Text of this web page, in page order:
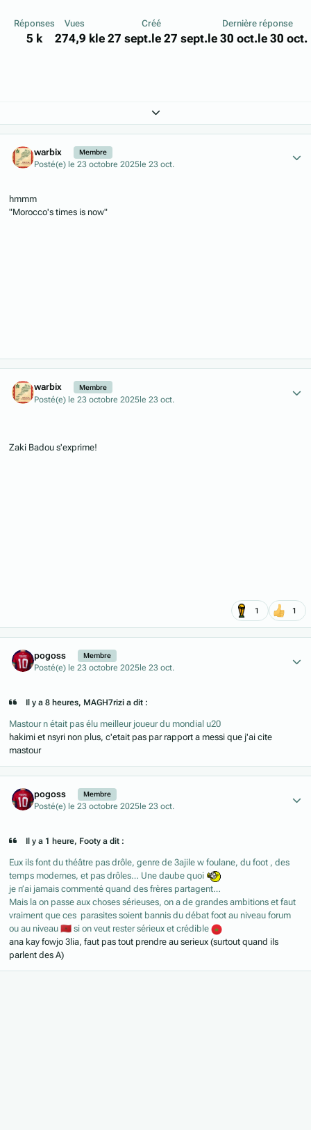
Réponses
5 k
Vues
274,9 k
Créé
le 27 sept.le 27 sept.
Dernière réponse
le 30 oct.le 30 oct.
Expand topic overview
warbix Membre
Posté(e) le 23 octobre 2025le 23 oct.
hmmm
"Morocco's times is now"
warbix Membre
Posté(e) le 23 octobre 2025le 23 oct.
Zaki Badou s'exprime!
1 1
pogoss Membre
Posté(e) le 23 octobre 2025 le 23 oct.
Il y a 8 heures, MAGH7rizi a dit :
Mastour n était pas élu meilleur joueur du mondial u20
hakimi et nsyri non plus, c'etait pas par rapport a messi que j'ai cite
mastour
pogoss Membre
Posté(e) le 23 octobre 2025 le 23 oct.
Il y a 1 heure, Footy a dit :
Eux ils font du théâtre pas drôle, genre de 3ajile w foulane, du foot , des
temps modernes, et pas drôles… Une daube quoi
je n’ai jamais commenté quand des frères partagent…
Mais la on passe aux choses sérieuses, on a de grandes ambitions et faut
vraiment que ces parasites soient bannis du débat foot au niveau forum
ou au niveau 🇲🇦 si on veut rester sérieux et crédible
ana kay fowjo 3lia, faut pas tout prendre au serieux (surtout quand ils
parlent des A)